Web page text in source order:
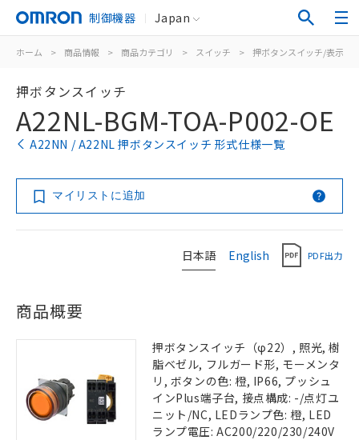
制御機器 Japan
ホーム > 商品情報 > 商品カテゴリ > スイッチ > 押ボタンスイッチ/表示灯
押ボタンスイッチ
A22NL-BGM-TOA-P002-OE
A22NN / A22NL 押ボタンスイッチ 形式仕様一覧
マイリストに追加
日本語 English PDF出力
商品概要
押ボタンスイッチ（φ22）, 照光, 樹
脂ベゼル, フルガード形, モーメンタ
リ, ボタンの色: 橙, IP66, プッシュ
インPlus端子台, 接点構成: -/点灯ユ
ニット/NC, LEDランプ色: 橙, LED
ランプ電圧: AC200/220/230/240V